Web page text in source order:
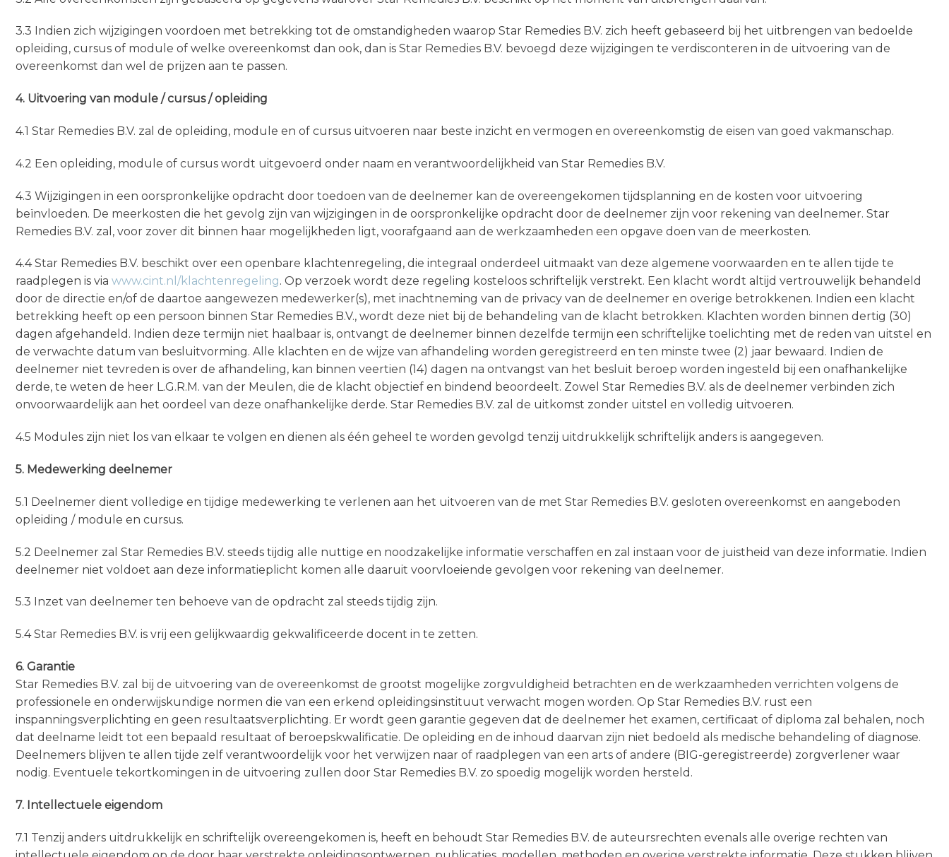
3.3 Indien zich wijzigingen voordoen met betrekking tot de omstandigheden waarop Star Remedies B.V. zich heeft gebaseerd bij het uitbrengen van bedoelde
opleiding, cursus of module of welke overeenkomst dan ook, dan is Star Remedies B.V. bevoegd deze wijzigingen te verdisconteren in de uitvoering van de
overeenkomst dan wel de prijzen aan te passen.
4. Uitvoering van module / cursus / opleiding
4.1 Star Remedies B.V. zal de opleiding, module en of cursus uitvoeren naar beste inzicht en vermogen en overeenkomstig de eisen van goed vakmanschap.
4.2 Een opleiding, module of cursus wordt uitgevoerd onder naam en verantwoordelijkheid van Star Remedies B.V.
4.3 Wijzigingen in een oorspronkelijke opdracht door toedoen van de deelnemer kan de overeengekomen tijdsplanning en de kosten voor uitvoering
beïnvloeden. De meerkosten die het gevolg zijn van wijzigingen in de oorspronkelijke opdracht door de deelnemer zijn voor rekening van deelnemer. Star
Remedies B.V. zal, voor zover dit binnen haar mogelijkheden ligt, voorafgaand aan de werkzaamheden een opgave doen van de meerkosten.
4.4 Star Remedies B.V. beschikt over een openbare klachtenregeling, die integraal onderdeel uitmaakt van deze algemene voorwaarden en te allen tijde te
raadplegen is via www.cint.nl/klachtenregeling. Op verzoek wordt deze regeling kosteloos schriftelijk verstrekt. Een klacht wordt altijd vertrouwelijk behandeld
door de directie en/of de daartoe aangewezen medewerker(s), met inachtneming van de privacy van de deelnemer en overige betrokkenen. Indien een klacht
betrekking heeft op een persoon binnen Star Remedies B.V., wordt deze niet bij de behandeling van de klacht betrokken. Klachten worden binnen dertig (30)
dagen afgehandeld. Indien deze termijn niet haalbaar is, ontvangt de deelnemer binnen dezelfde termijn een schriftelijke toelichting met de reden van uitstel en
de verwachte datum van besluitvorming. Alle klachten en de wijze van afhandeling worden geregistreerd en ten minste twee (2) jaar bewaard. Indien de
deelnemer niet tevreden is over de afhandeling, kan binnen veertien (14) dagen na ontvangst van het besluit beroep worden ingesteld bij een onafhankelijke
derde, te weten de heer L.G.R.M. van der Meulen, die de klacht objectief en bindend beoordeelt. Zowel Star Remedies B.V. als de deelnemer verbinden zich
onvoorwaardelijk aan het oordeel van deze onafhankelijke derde. Star Remedies B.V. zal de uitkomst zonder uitstel en volledig uitvoeren.
4.5 Modules zijn niet los van elkaar te volgen en dienen als één geheel te worden gevolgd tenzij uitdrukkelijk schriftelijk anders is aangegeven.
5. Medewerking deelnemer
5.1 Deelnemer dient volledige en tijdige medewerking te verlenen aan het uitvoeren van de met Star Remedies B.V. gesloten overeenkomst en aangeboden
opleiding / module en cursus.
5.2 Deelnemer zal Star Remedies B.V. steeds tijdig alle nuttige en noodzakelijke informatie verschaffen en zal instaan voor de juistheid van deze informatie. Indien
deelnemer niet voldoet aan deze informatieplicht komen alle daaruit voorvloeiende gevolgen voor rekening van deelnemer.
5.3 Inzet van deelnemer ten behoeve van de opdracht zal steeds tijdig zijn.
5.4 Star Remedies B.V. is vrij een gelijkwaardig gekwalificeerde docent in te zetten.
6. Garantie
Star Remedies B.V. zal bij de uitvoering van de overeenkomst de grootst mogelijke zorgvuldigheid betrachten en de werkzaamheden verrichten volgens de
professionele en onderwijskundige normen die van een erkend opleidingsinstituut verwacht mogen worden. Op Star Remedies B.V. rust een
inspanningsverplichting en geen resultaatsverplichting. Er wordt geen garantie gegeven dat de deelnemer het examen, certificaat of diploma zal behalen, noch
dat deelname leidt tot een bepaald resultaat of beroepskwalificatie. De opleiding en de inhoud daarvan zijn niet bedoeld als medische behandeling of diagnose.
Deelnemers blijven te allen tijde zelf verantwoordelijk voor het verwijzen naar of raadplegen van een arts of andere (BIG-geregistreerde) zorgverlener waar
nodig. Eventuele tekortkomingen in de uitvoering zullen door Star Remedies B.V. zo spoedig mogelijk worden hersteld.
7. Intellectuele eigendom
7.1 Tenzij anders uitdrukkelijk en schriftelijk overeengekomen is, heeft en behoudt Star Remedies B.V. de auteursrechten evenals alle overige rechten van